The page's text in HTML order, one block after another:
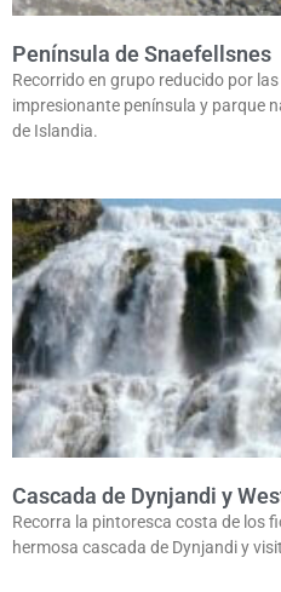
Península de Snaefellsnes
Recorrido en grupo reducido por
impresionante península y parque
de Islandia.
Cascada de Dynjandi y
Recorra la pintoresca costa de los
hermosa cascada de Dynjandi y